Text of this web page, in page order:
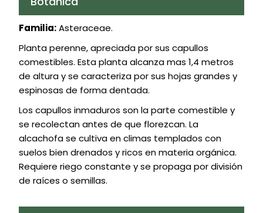
Familia:Asteraceae.
Planta perenne, apreciada por sus capullos
comestibles. Esta planta alcanza mas 1,4 metros
de altura y se caracteriza por sus hojas grandes y
espinosas de forma dentada.
Los capullos inmaduros son la parte comestible y
se recolectan antes de que florezcan. La
alcachofa se cultiva en climas templados con
suelos bien drenados y ricos en materia orgánica.
Requiere riego constante y se propaga por división
de raíces o semillas.